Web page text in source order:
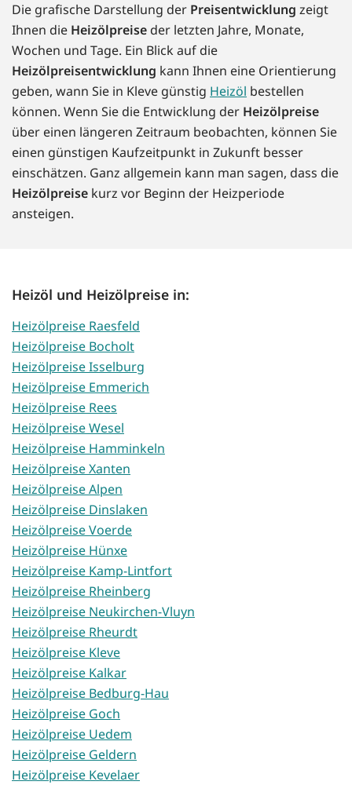
Die grafische Darstellung der Preisentwicklung zeigt
Ihnen die Heizölpreise der letzten Jahre, Monate,
Wochen und Tage. Ein Blick auf die
Heizölpreisentwicklung kann Ihnen eine Orientierung
geben, wann Sie in Kleve günstig Heizöl bestellen
können. Wenn Sie die Entwicklung der Heizölpreise
über einen längeren Zeitraum beobachten, können Sie
einen günstigen Kaufzeitpunkt in Zukunft besser
einschätzen. Ganz allgemein kann man sagen, dass die
Heizölpreise kurz vor Beginn der Heizperiode
ansteigen.
Heizöl und Heizölpreise in:
Heizölpreise Raesfeld
Heizölpreise Bocholt
Heizölpreise Isselburg
Heizölpreise Emmerich
Heizölpreise Rees
Heizölpreise Wesel
Heizölpreise Hamminkeln
Heizölpreise Xanten
Heizölpreise Alpen
Heizölpreise Dinslaken
Heizölpreise Voerde
Heizölpreise Hünxe
Heizölpreise Kamp-Lintfort
Heizölpreise Rheinberg
Heizölpreise Neukirchen-Vluyn
Heizölpreise Rheurdt
Heizölpreise Kleve
Heizölpreise Kalkar
Heizölpreise Bedburg-Hau
Heizölpreise Goch
Heizölpreise Uedem
Heizölpreise Geldern
Heizölpreise Kevelaer